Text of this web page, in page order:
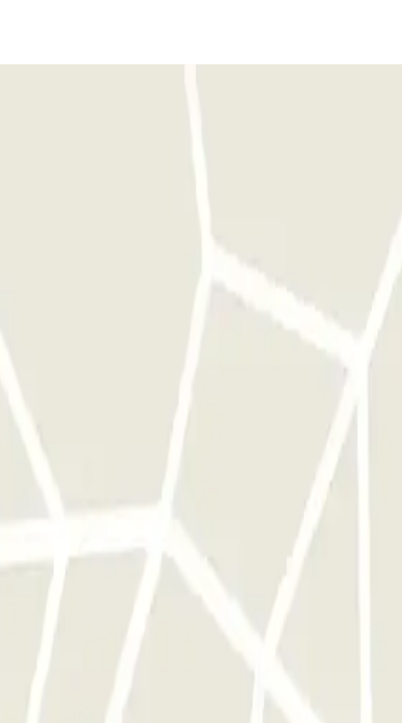
O leitor de matrículas reconhecerá o seu veículo, e a barreira abrirá
USE O CÓDIGO QR RECEBIDO NO SEU E-MAIL DE
o interfone. Carregue o seu código QR antecipadamente, dependendo da
e a barreira abrirá automaticamente sem que precise pressionar
múltiplas.
disponível em Parclick.